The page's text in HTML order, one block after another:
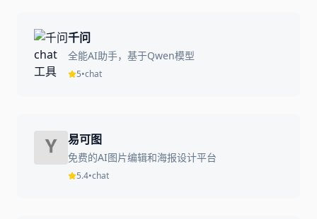
千问
全能AI助手，基于Qwen模型
5•chat
易可图
免费的AI图片编辑和海报设计平台
5.4•chat